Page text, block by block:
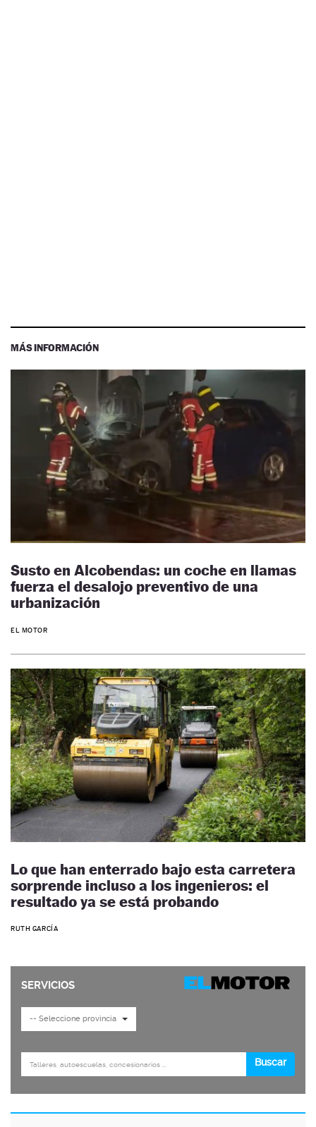
MÁS INFORMACIÓN
Susto en Alcobendas: un coche en llamas
fuerza el desalojo preventivo de una
urbanización
EL MOTOR
Lo que han enterrado bajo esta carretera
sorprende incluso a los ingenieros: el
resultado ya se está probando
RUTH GARCÍA